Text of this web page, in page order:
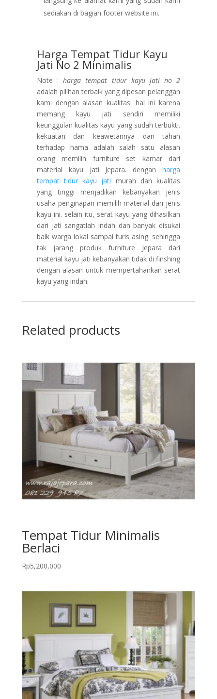
sediakan di bagian footer website ini.
Harga Tempat Tidur Kayu
Jati No 2 Minimalis
Note :harga tempat tidur kayu jati no 2
adalah pilihan terbaik yang dipesan pelanggan
kami dengan alasan kualitas. hal ini karena
memang kayu jati sendiri memiliki
keunggulan kualitas kayu yang sudah terbukti.
kekuatan dan keawetannya dan tahan
terhadap hama adalah salah satu alasan
orang memilih furniture set kamar dari
material kayu jati Jepara. denganharga
tempat tidur kayu jati murah dan kualitas
yang tinggi menjadikan kebanyakan jenis
usaha penginapan memilih material dari jenis
kayu ini. selain itu, serat kayu yang dihasilkan
dari jati sangatlah indah dan banyak disukai
baik warga lokal sampai turis asing. sehingga
tak jarang produk furniture Jepara dari
material kayu jati kebanyakan tidak di finshing
dengan alasan untuk mempertahankan serat
kayu yang indah.
Related products
Tempat Tidur Minimalis
Berlaci
Rp5,200,000